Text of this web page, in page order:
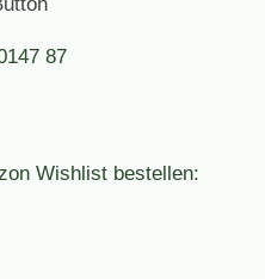
87
Wishlist bestellen: